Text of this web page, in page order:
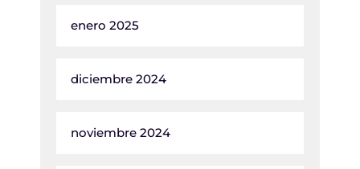
enero 2025
diciembre 2024
noviembre 2024